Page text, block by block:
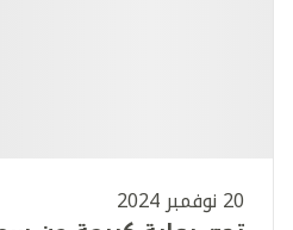
20 نوفمبر 2024